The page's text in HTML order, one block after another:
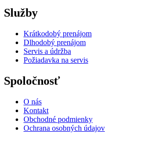
Služby
Krátkodobý prenájom
Dlhodobý prenájom
Servis a údržba
Požiadavka na servis
Spoločnosť
O nás
Kontakt
Obchodné podmienky
Ochrana osobných údajov